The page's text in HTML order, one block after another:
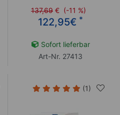
137,69 € (-11 %)
122,95€ *
Sofort lieferbar
Art-Nr. 27413
(1)